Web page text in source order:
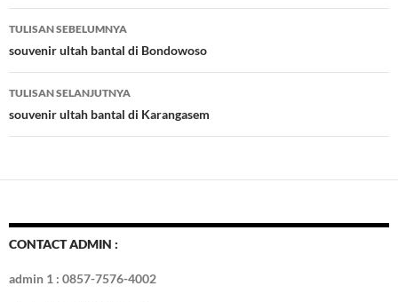
b
o
o
k
er es
t
bl
r
e
dI
n
d e
Navigasi
Tulisan
TULISAN SEBELUMNYA
souvenir ultah bantal di Bondowoso
TULISAN SELANJUTNYA
souvenir ultah bantal di Karangasem
CONTACT ADMIN :
admin 1 : 0857-7576-4002